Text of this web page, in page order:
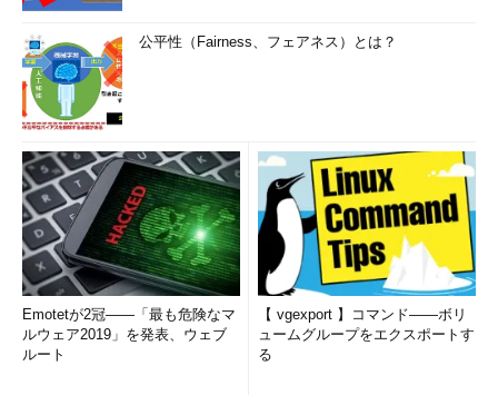
公平性（Fairness、フェアネス）とは？
Emotetが2冠――「最も危険なマ
ルウェア2019」を発表、ウェブ
ルート
【 vgexport 】コマンド――ボリ
ュームグループをエクスポートす
る